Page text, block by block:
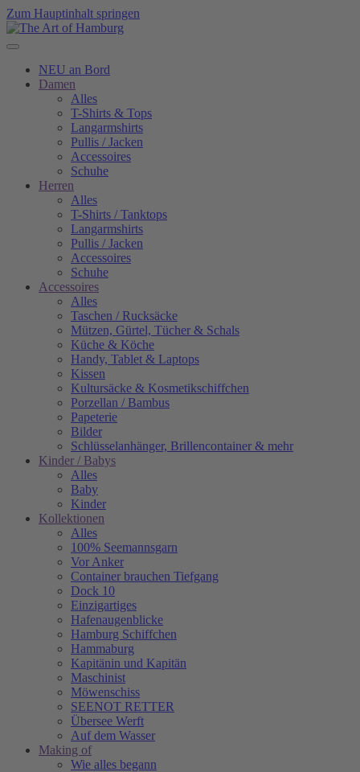
Zum Hauptinhalt springen
NEU an Bord
Damen
Alles
T-Shirts & Tops
Langarmshirts
Pullis / Jacken
Accessoires
Schuhe
Herren
Alles
T-Shirts / Tanktops
Langarmshirts
Pullis / Jacken
Accessoires
Schuhe
Accessoires
Alles
Taschen / Rucksäcke
Mützen, Gürtel, Tücher & Schals
Küche & Köche
Handy, Tablet & Laptops
Kissen
Kultursäcke & Kosmetikschiffchen
Porzellan / Bambus
Papeterie
Bilder
Schlüsselanhänger, Brillencontainer & mehr
Kinder / Babys
Alles
Baby
Kinder
Kollektionen
Alles
100% Seemannsgarn
Vor Anker
Container brauchen Tiefgang
Dock 10
Einzigartiges
Hafenaugen­blicke
Hamburg Schiffchen
Hammaburg
Kapitänin und Kapitän
Maschinist
Möwenschiss
SEENOT RETTER
Übersee Werft
Auf dem Wasser
Making of
Wie alles begann